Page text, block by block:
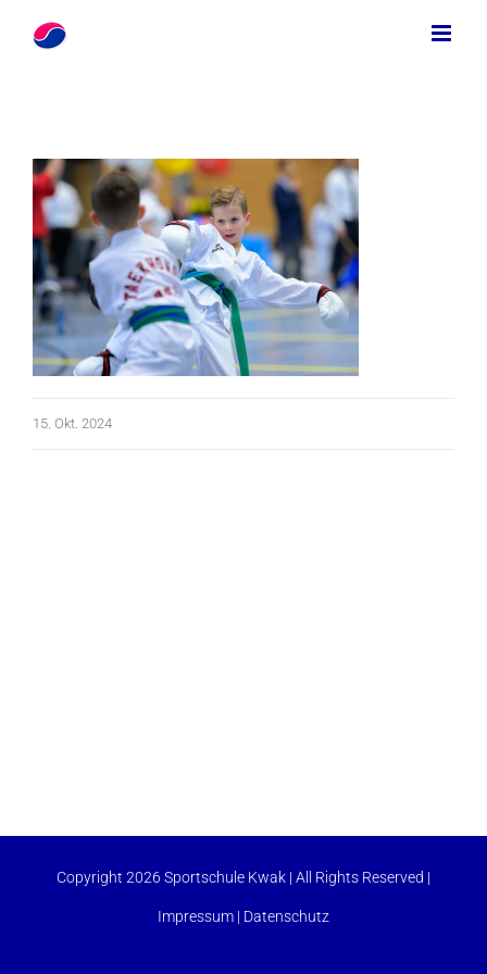
Zum
Inhalt
15. Okt. 2024
Copyright 2026 Sportschule Kwak | All Rights Reserved |
Impressum | Datenschutz